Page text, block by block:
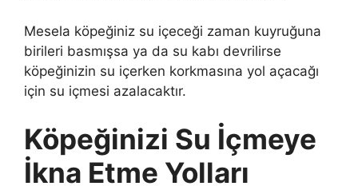
Mesela köpeğiniz su içeceği zaman kuyruğuna
birileri basmışsa ya da su kabı devrilirse
köpeğinizin su içerken korkmasına yol açacağı
için su içmesi azalacaktır.
Köpeğinizi Su İçmeye
İkna Etme Yolları